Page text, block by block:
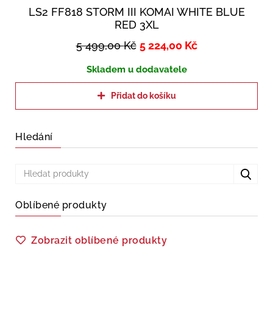
LS2 FF818 STORM III KOMAI WHITE BLUE
RED 3XL
5 499,00Kč 5 224,00 Kč
Skladem u dodavatele
Přidat do košíku
Hledání
Oblíbené produkty
Zobrazit oblíbené produkty